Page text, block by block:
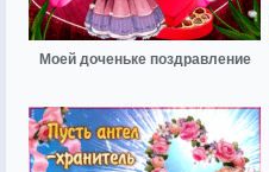
Моей доченьке поздравление